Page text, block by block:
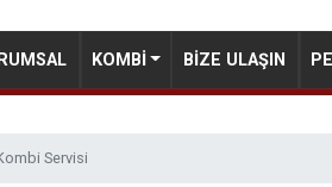
KOMBI BIZE ULAŞIN
Servisi